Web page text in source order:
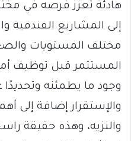
هادئة تعزّز فرصه في
إلى المشاريع الفندقية
مختلف المستويات
المستثمر قبل توظيف
وجود ما يطمئنه
والإستقرار إضافة إلى
والنزيه، وهذه حقيقة